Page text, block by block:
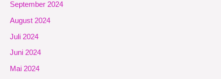
September 2024
August 2024
Juli 2024
Juni 2024
Mai 2024